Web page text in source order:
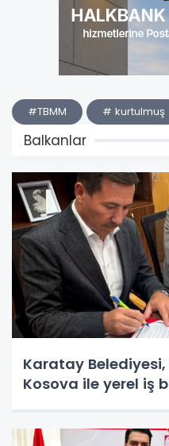
#TBMM # kurtulmuş
Balkanlar
Karatay
Kosova ile yerel iş